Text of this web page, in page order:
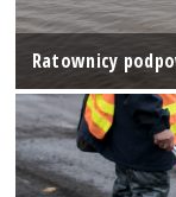
Ratownicy